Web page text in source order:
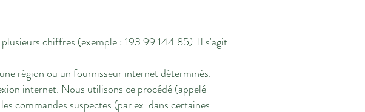
chiffres (exemple : 193.99.144.85). Il s'agit
région ou un fournisseur internet déterminés.
internet. Nous utilisons ce procédé (appelé
commandes suspectes (par ex. dans certaines